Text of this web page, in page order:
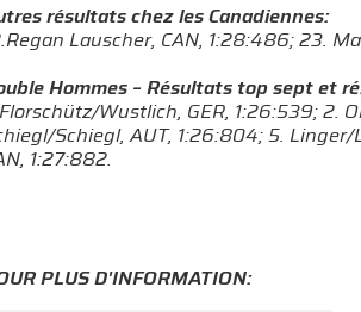
résultats chez les Canadiennes:
Lauscher, CAN, 1:28:486; 23.
Hommes – Résultats top sept et
Wustlich, GER, 1:26:539; 2.
Schiegl, AUT, 1:26:804; 5.
1:27:882.
PLUS D'INFORMATION: